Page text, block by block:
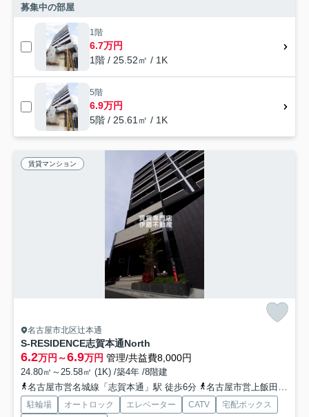
募集中の部屋
1階
6.7万円
1階 / 25.52㎡ / 1K
5階
6.9万円
5階 / 25.61㎡ / 1K
賃貸マンション
名古屋市北区辻本通
S-RESIDENCE志賀本通North
6.2万円～6.9万円 管理/共益費8,000円
24.80㎡～25.58㎡ (1K) /築4年 /8階建
名古屋市営名城線「志賀本通」駅 徒歩6分
名古屋市営上飯田線「上飯田」駅 徒歩15分
駐輪場 オートロック エレベーター CATV
宅配ボックス